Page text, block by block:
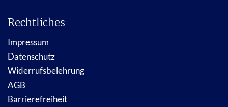
Rechtliches
Impressum
Datenschutz
Widerrufsbelehrung
AGB
Barrierefreiheit